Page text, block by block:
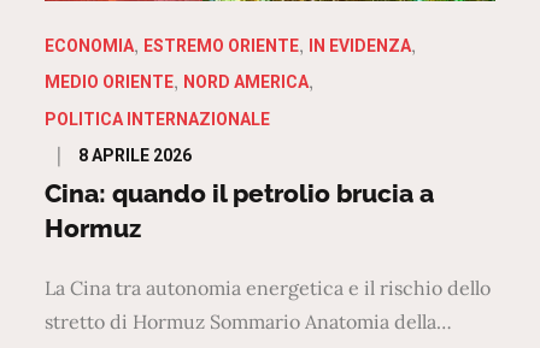
ECONOMIA ESTREMO ORIENTE
IN EVIDENZA
MEDIO ORIENTE
NORD AMERICA
POLITICA INTERNAZIONALE
Posted
on
8 APRILE 2026
Cina: quando il petrolio brucia a
Hormuz
La Cina tra autonomia energetica e il rischio dello
stretto di Hormuz Sommario Anatomia della…